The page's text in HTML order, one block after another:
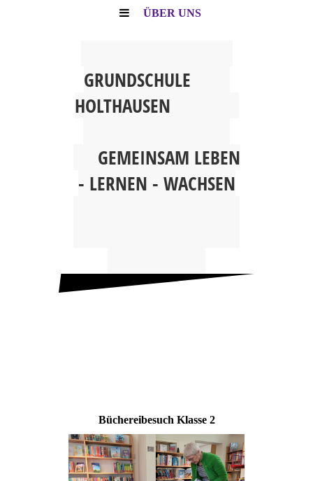
ÜBER UNS
GRUNDSCHULE
HOLTHAUSEN
GEMEINSAM LEBEN
- LERNEN - WACHSEN
Büchereibesuch Klasse 2